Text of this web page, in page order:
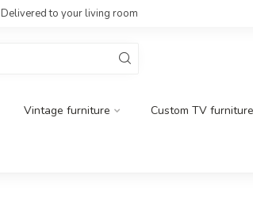
Delivered to your living room
Vintage furniture Custom TV furniture